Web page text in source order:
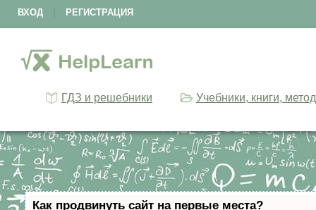
ВХОД РЕГИСТРАЦИЯ
ГДЗ и решебники Учебники, книги,
Как продвинуть сайт на первые места?